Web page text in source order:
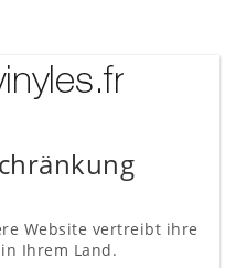
Website vertreibt ihre
Ihrem Land.